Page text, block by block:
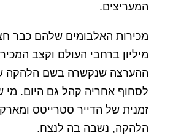
המעריצים.
מיליון ברחבי העולם וקצב
ההערצה שנקשרה בשם הלהקה
לסחוף אחריה קהל גם היום. מי
זמנית של הדייר סטרייטס
הלהקה, נשבה בה לנצח.